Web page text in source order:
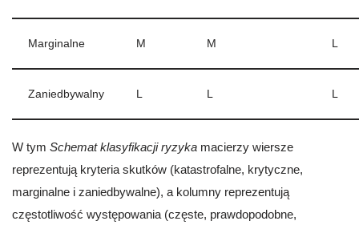
Marginalne M M L
Zaniedbywalny L L L
W tym Schemat klasyfikacji ryzyka macierzy wiersze
reprezentują kryteria skutków (katastrofalne, krytyczne,
marginalne i zaniedbywalne), a kolumny reprezentują
częstotliwość występowania (częste, prawdopodobne,